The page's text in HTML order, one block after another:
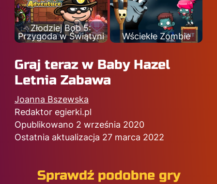
Złodziej Bob 5:
Przygoda w Świątyni
Wściekłe Zombie
Graj teraz w Baby Hazel
Letnia Zabawa
Joanna Bszewska
Redaktor egierki.pl
Opublikowano 2 września 2020
Ostatnia aktualizacja 27 marca 2022
Sprawdź podobne gry